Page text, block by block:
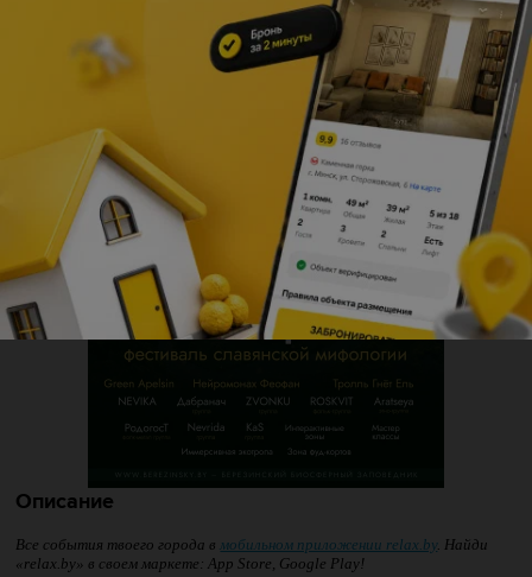
Мероприятие в этом городе уже прошло
Описание
Все события твоего города вмобильном приложении relax.by. Найди
«relax.by» в своем маркете: App Store, Google Play!